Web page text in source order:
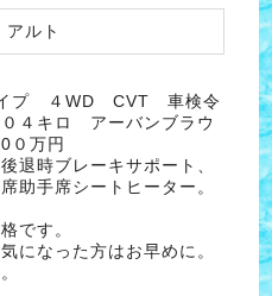
アルト
プ ４WD CVT 車検令
４キロ アーバンブラウ
０万円
退時ブレーキサポート、
助手席シートヒーター。
です。
になった方はお早めに。